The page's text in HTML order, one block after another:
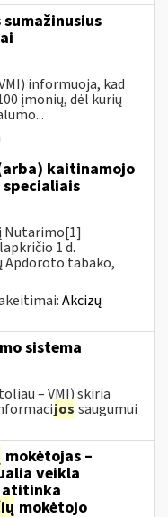
informuoja, kad
įmonių, dėl kurių
kaitinamojo
Nutarimo[1]
1 d.
tabako,
Akcizų
sistema
– VMI) skiria
jos saugumui
mokėtojas –
veikla
atitinka
mokėtojo